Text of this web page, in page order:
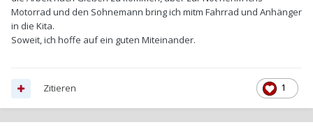
Motorrad und den Sohnemann bring ich mitm Fahrrad und Anhänger
in die Kita.
Soweit, ich hoffe auf ein guten Miteinander.
1
Zitieren